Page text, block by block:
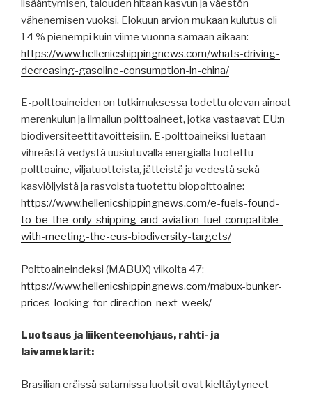
lisääntymisen, talouden hitaan kasvun ja väestön
vähenemisen vuoksi. Elokuun arvion mukaan kulutus oli
14 % pienempi kuin viime vuonna samaan aikaan:
https://www.hellenicshippingnews.com/whats-driving-
decreasing-gasoline-consumption-in-china/
E-polttoaineiden on tutkimuksessa todettu olevan ainoat
merenkulun ja ilmailun polttoaineet, jotka vastaavat EU:n
biodiversiteettitavoitteisiin. E-polttoaineiksi luetaan
vihreästä vedystä uusiutuvalla energialla tuotettu
polttoaine, viljatuotteista, jätteistä ja vedestä sekä
kasviöljyistä ja rasvoista tuotettu biopolttoaine:
https://www.hellenicshippingnews.com/e-fuels-found-
to-be-the-only-shipping-and-aviation-fuel-compatible-
with-meeting-the-eus-biodiversity-targets/
Polttoaineindeksi (MABUX) viikolta 47:
https://www.hellenicshippingnews.com/mabux-bunker-
prices-looking-for-direction-next-week/
Luotsaus ja liikenteenohjaus, rahti- ja
laivameklarit:
Brasilian eräissä satamissa luotsit ovat kieltäytyneet